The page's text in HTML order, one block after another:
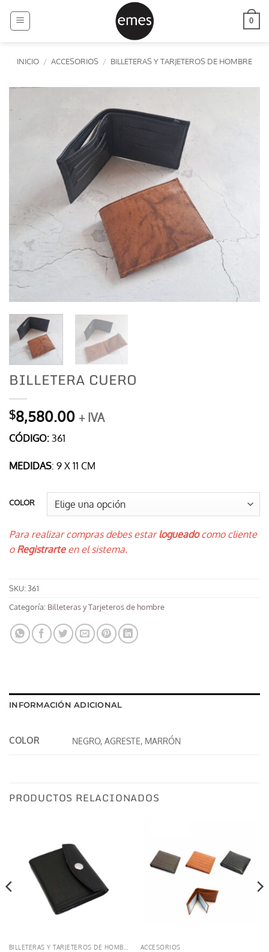
0
INICIO / ACCESORIOS / BILLETERAS Y TARJETEROS DE HOMBRE
BILLETERA CUERO
$8,580.00 + IVA
CÓDIGO: 361
MEDIDAS: 9 X 11 CM
COLOR
Para realizar compras debes estarlogueadocomo cliente
oRegistrarteen el sistema.
SKU: 361
Categoría: Billeteras y Tarjeteros de hombre
INFORMACIÓN ADICIONAL
COLOR NEGRO, AGRESTE, MARRÓN
PRODUCTOS RELACIONADOS
ACCESORIOS